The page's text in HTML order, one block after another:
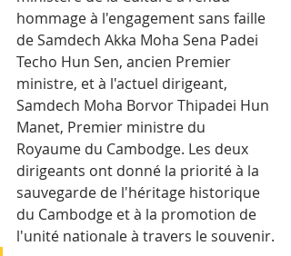
hommage à l'engagement sans faille
de Samdech Akka Moha Sena Padei
Techo Hun Sen, ancien Premier
ministre, et à l'actuel dirigeant,
Samdech Moha Borvor Thipadei Hun
Manet, Premier ministre du
Royaume du Cambodge. Les deux
dirigeants ont donné la priorité à la
sauvegarde de l'héritage historique
du Cambodge et à la promotion de
l'unité nationale à travers le souvenir.